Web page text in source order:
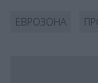
ЕВРОЗОНА